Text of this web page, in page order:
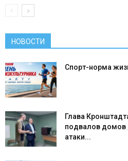
НОВОСТИ
Спорт-норма
Глава
подвалов домов
атаки...